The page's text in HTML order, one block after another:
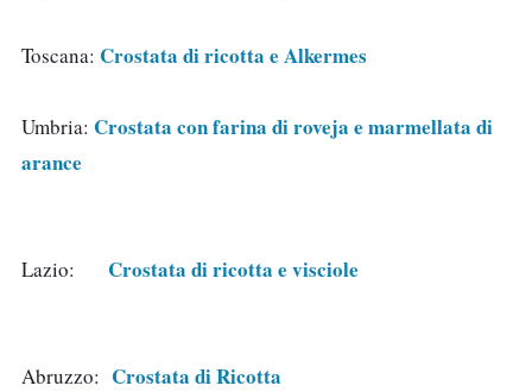
Toscana:
Umbria: Crostata con farina di roveja e marmellata di
arance
Lazio: Crostata di ricotta e visciole
Abruzzo: Crostata di Ricotta